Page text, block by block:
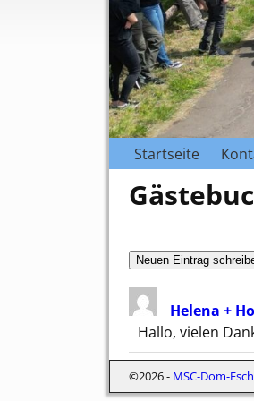
Startseite
Helena +
Hallo, vielen
©2026 - MSC-Dom-Esch